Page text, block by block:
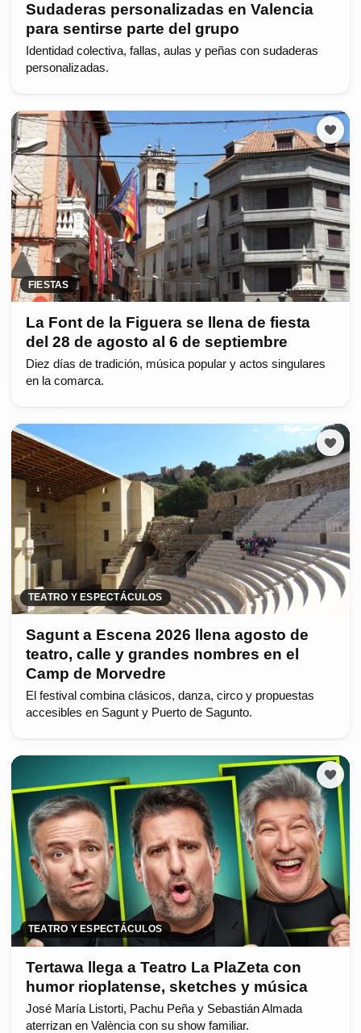
Sudaderas personalizadas en Valencia
para sentirse parte del grupo
Identidad colectiva, fallas, aulas y peñas con sudaderas
personalizadas.
FIESTAS
La Font de la Figuera se llena de fiesta
del 28 de agosto al 6 de septiembre
Diez días de tradición, música popular y actos singulares
en la comarca.
TEATRO Y ESPECTÁCULOS
Sagunt a Escena 2026 llena agosto de
teatro, calle y grandes nombres en el
Camp de Morvedre
El festival combina clásicos, danza, circo y propuestas
accesibles en Sagunt y Puerto de Sagunto.
TEATRO Y ESPECTÁCULOS
Tertawa llega a Teatro La PlaZeta con
humor rioplatense, sketches y música
José María Listorti, Pachu Peña y Sebastián Almada
aterrizan en València con su show familiar.